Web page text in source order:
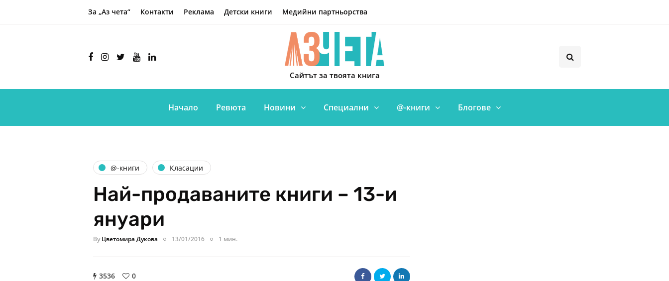
За „Аз чета“ Контакти Реклама Детски книги Медийни партньорства
Сайтът за твоята книга
Начало Ревюта Новини Специални @-книги Блогове
@-книги Класации
Най-продаваните книги – 13-и
януари
By Цветомира Дукова 13/01/2016 1 мин.
3536 0